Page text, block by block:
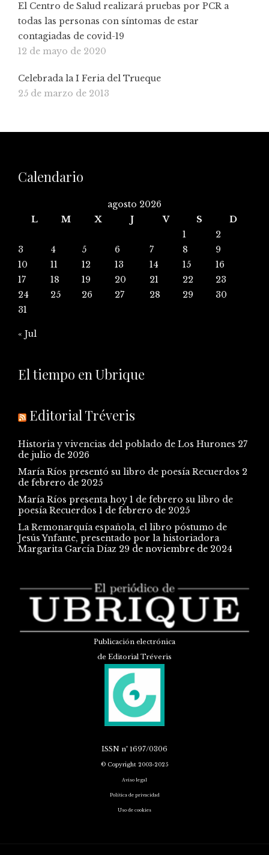
El Centro de Salud realizará pruebas por PCR a
todas las personas con síntomas de estar
contagiadas de covid-19
12 de mayo de 2020
Celebrada la I Feria del Trueque
25 de marzo de 2013
Calendario
agosto 2026
L
M X J V S
D
1
2
3
4 5 6 7 8
9
10
11 12 13 14 15
16
17
18 19 20 21 22
23
24
25 26 27 28 29
30
31
« Jul
El tiempo en Ubrique
Editorial Tréveris
Historia y vivencias del poblado de Los Hurones 27
de julio de 2026
María Ríos presentó su libro de poesía Recuerdos 2
de febrero de 2025
María Ríos presenta hoy 1 de febrero su libro de
poesía Recuerdos 1 de febrero de 2025
La Remonarquía española, el libro póstumo de
Jesús Ynfante, presentado por la historiadora
Margarita García Díaz 29 de noviembre de 2024
Publicación electrónica
de Editorial Tréveris
ISSN nº 1697/0306
© Copyright 2003-2025
Aviso legal
Política de privacidad
Uso de cookies